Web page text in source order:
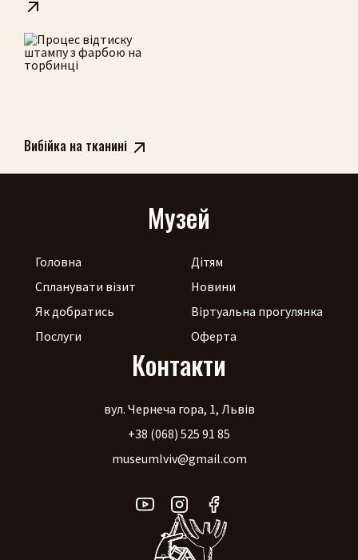
Вибійка на тканині
Музей
Головна
Спланувати візит
Як добратись
Послуги
Дітям
Новини
Віртуальна прогулянка
Оферта
Контакти
вул. Чернеча гора, 1, Львів
+38 (068) 525 91 85
museumlviv@gmail.com